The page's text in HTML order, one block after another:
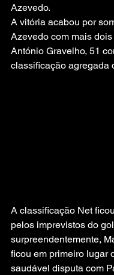
Azevedo.
A vitória acabou por
Azevedo com mais
António Gravelho, 51
classificação agregada
A classificação Net
pelos imprevistos do
surpreendentemente,
ficou em primeiro lugar
saudável disputa com